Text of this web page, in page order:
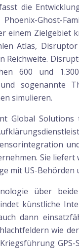
die
Ghost-
einem Zielgebiet
Atlas,
Reichweite.
600 und
und sogenannte
simulieren.
Global
Sie
mit US-Behörden
über
künstliche
dann
wie
GPS-